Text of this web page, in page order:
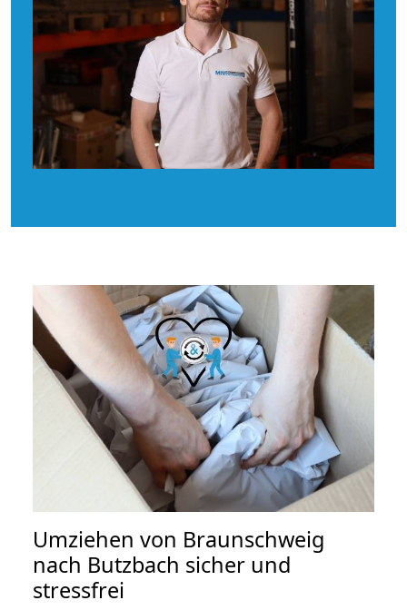
Umziehen von Braunschweig
nach Butzbach sicher und
stressfrei